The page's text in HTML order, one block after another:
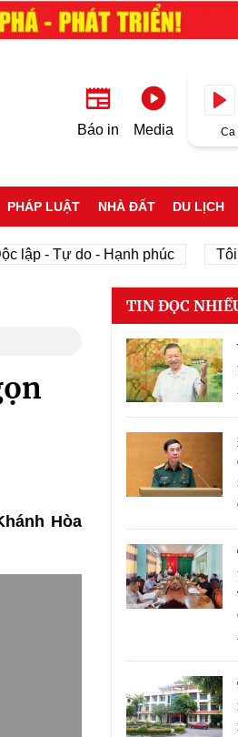
Báo in Media Ca
PHÁP LUẬT NHÀ ĐẤT DU LỊCH
Tự do - Hạnh phúc Tôi yêu
Hòa
TIN ĐỌC